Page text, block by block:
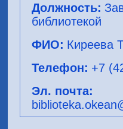
библиотекой
Киреева
+7